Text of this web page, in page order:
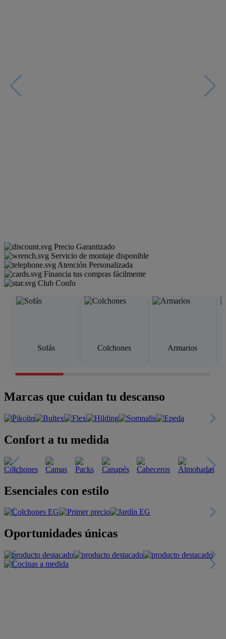
Precio Garantizado
Servicio de montaje disponible
Atención Personalizada
Financia tus compras fácilmente
Club Confo
Sofás Colchones Armarios
Marcas que cuidan tu descanso
Confort a tu medida
Esenciales con estilo
Oportunidades únicas